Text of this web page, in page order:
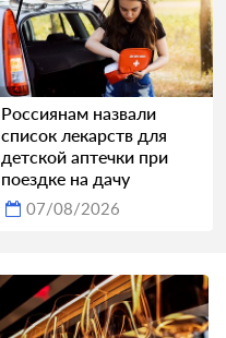
Россиянам назвали
список лекарств для
детской аптечки при
поездке на дачу
07/08/2026